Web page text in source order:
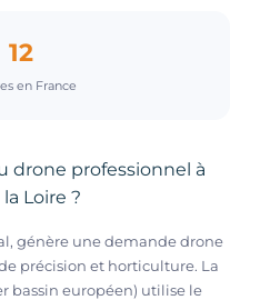
12
en France
drone professionnel à
Loire ?
génère une demande drone
précision et horticulture. La
bassin européen) utilise le